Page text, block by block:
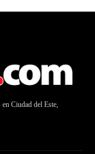
Ciudad del Este,